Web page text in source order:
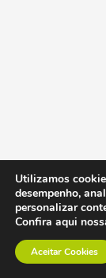
Utilizamos
desempenho,
personalizar
Confira aqui
Aceitar Cookies